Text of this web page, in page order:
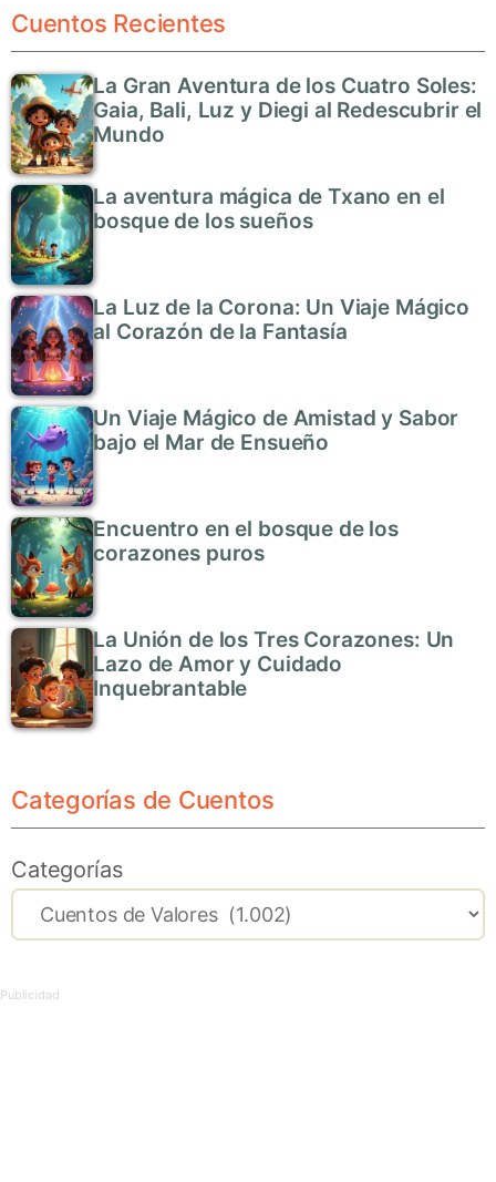
Cuentos Recientes
La Gran Aventura de los Cuatro Soles:
Gaia, Bali, Luz y Diegi al Redescubrir el
Mundo
La aventura mágica de Txano en el
bosque de los sueños
La Luz de la Corona: Un Viaje Mágico
al Corazón de la Fantasía
Un Viaje Mágico de Amistad y Sabor
bajo el Mar de Ensueño
Encuentro en el bosque de los
corazones puros
La Unión de los Tres Corazones: Un
Lazo de Amor y Cuidado
Inquebrantable
Categorías de Cuentos
Categorías